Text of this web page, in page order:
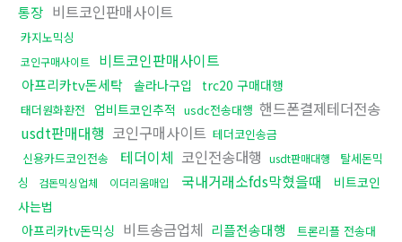
통장 비트코인판매사이트
카지노믹싱
코인구매사이트 비트코인판매사이트
아프리카tv돈세탁 솔라나구입 trc20 구매대행
태더원화환전 업비트코인추적 usdc전송대행 핸드폰결제테더전송
usdt판매대행 코인구매사이트 테더코인송금
신용카드코인전송
테더이체 코인전송대행 usdt판매대행
탈세돈믹
싱
검돈믹싱업체 이더리움매입 국내거래소fds막혔을때
비트코인
사는법
아프리카tv돈믹싱 비트송금업체 리플전송대행
트론리플 전송대